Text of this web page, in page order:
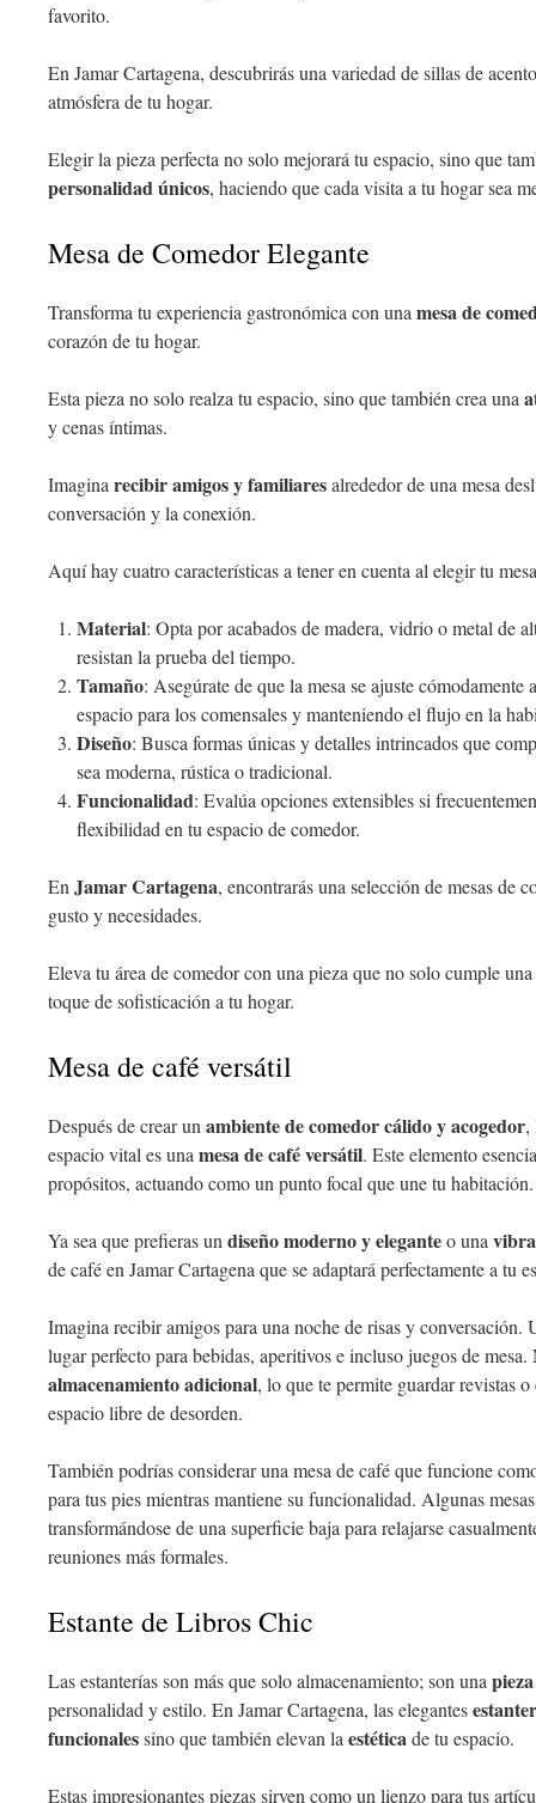
favorito.
En Jamar Cartagena, descubrirás una variedad de sillas de
atmósfera de tu hogar.
Elegir la pieza perfecta no solo mejorará tu espacio, sino que
personalidad únicos, haciendo que cada visita a tu hogar sea
Mesa de Comedor Elegante
Transforma tu experiencia gastronómica con una mesa de
corazón de tu hogar.
Esta pieza no solo realza tu espacio, sino que también crea una
y cenas íntimas.
Imagina recibir amigos y familiaresalrededor de una mesa
conversación y la conexión.
Aquí hay cuatro características a tener en cuenta al elegir tu
Material: Opta por acabados de madera, vidrio o metal de
resistan la prueba del tiempo.
Tamaño: Asegúrate de que la mesa se ajuste
espacio para los comensales y manteniendo el flujo en la
Diseño: Busca formas únicas y detalles intrincados que
sea moderna, rústica o tradicional.
Funcionalidad: Evalúa opciones extensibles si
flexibilidad en tu espacio de comedor.
En Jamar Cartagena, encontrarás una selección de mesas de
gusto y necesidades.
Eleva tu área de comedor con una pieza que no solo cumple
toque de sofisticación a tu hogar.
Mesa de café versátil
Después de crear un ambiente de comedor cálido y acogedor,
espacio vital es una mesa de café versátil. Este elemento
propósitos, actuando como un punto focal que une tu habitación.
Ya sea que prefieras un diseño moderno y eleganteo una
de café en Jamar Cartagena que se adaptará perfectamente a tu
Imagina recibir amigos para una noche de risas y conversación.
lugar perfecto para bebidas, aperitivos e incluso juegos de
almacenamiento adicional, lo que te permite guardar revistas
espacio libre de desorden.
También podrías considerar una mesa de café que funcione
para tus pies mientras mantiene su funcionalidad. Algunas
transformándose de una superficie baja para relajarse
reuniones más formales.
Estante de Libros Chic
Las estanterías son más que solo almacenamiento; son una
personalidad y estilo. En Jamar Cartagena, las elegantes
funcionalessino que también elevan la estéticade tu espacio.
Estas impresionantes piezas sirven como un lienzo para tus